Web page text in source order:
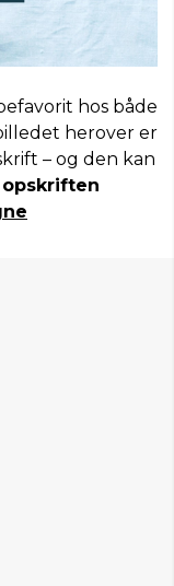
hos både
herover er
– og den kan
opskriften